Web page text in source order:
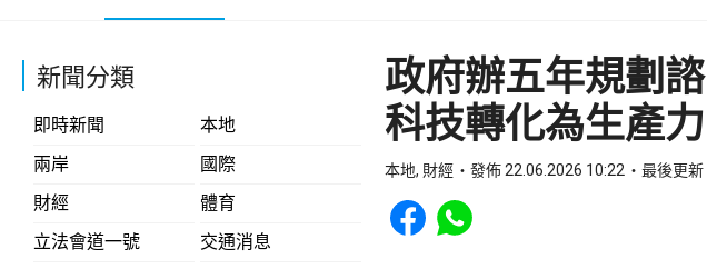
新聞分類
即時新聞
本地
兩岸
國際
財經
體育
立法會道一號
交通消息
政府辦五年規劃
科技轉化為生產力
本地, 財經 發佈 22.06.2026 10:22 最後更新
Share to Facebook
Share to WhatsApp